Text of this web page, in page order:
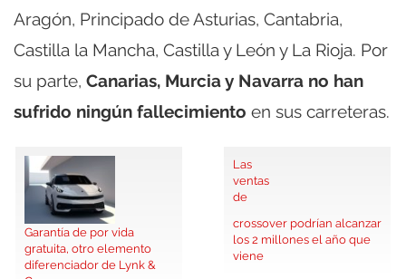
Aragón, Principado de Asturias, Cantabria,
Castilla la Mancha, Castilla y León y La Rioja. Por
su parte, Canarias, Murcia y Navarra no han
sufrido ningún fallecimiento en sus carreteras.
Garantía de por vida
gratuita, otro elemento
diferenciador de Lynk &
Las
ventas
de
crossover podrían alcanzar
los 2 millones el año que
viene